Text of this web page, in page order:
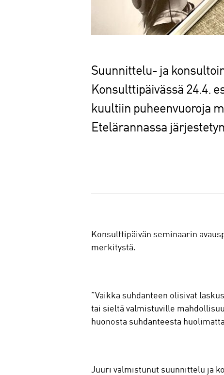
Suunnittelu- ja
Konsulttipäivässä 24.4.
kuultiin puheenvuoroja
Etelärannassa
a
Konsulttipäivän seminaarin
merkitystä.
”Vaikka suhdanteen olisivat
tai sieltä valmistuville
huonosta suhdanteesta
Juuri valmistunut suunnittelu ja